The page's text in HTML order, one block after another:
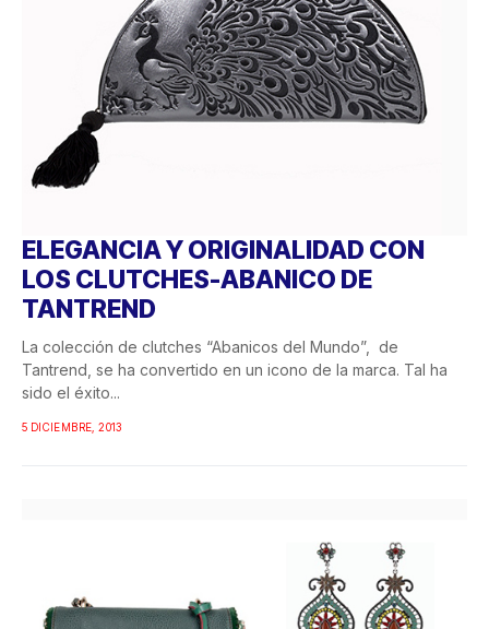
ELEGANCIA Y ORIGINALIDAD CON
LOS CLUTCHES-ABANICO DE
TANTREND
La colección de clutches “Abanicos del Mundo”, de
Tantrend, se ha convertido en un icono de la marca. Tal ha
sido el éxito...
5 DICIEMBRE, 2013